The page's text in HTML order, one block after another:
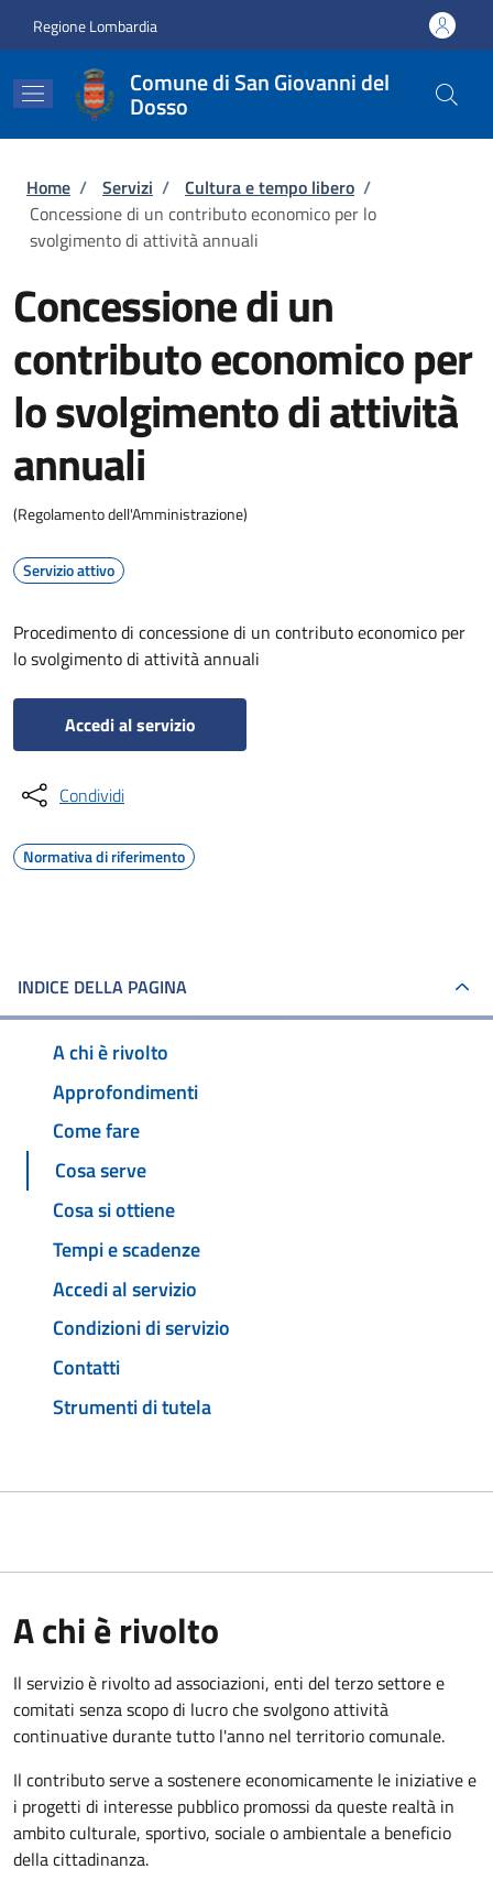
Regione Lombardia
Comune di San Giovanni del
Dosso
Briciole di pane
Home / Servizi / Cultura e tempo libero /
Concessione di un contributo economico per lo
svolgimento di attività annuali
Concessione di un
contributo economico per
lo svolgimento di attività
annuali
(Regolamento dell'Amministrazione)
Servizio attivo
Procedimento di concessione di un contributo economico per
lo svolgimento di attività annuali
Accedi al servizio
Condividi
Normativa di riferimento
INDICE DELLA PAGINA
A chi è rivolto
Approfondimenti
Come fare
Cosa serve
Cosa si ottiene
Tempi e scadenze
Accedi al servizio
Condizioni di servizio
Contatti
Strumenti di tutela
A chi è rivolto
Il servizio è rivolto ad associazioni, enti del terzo settore e
comitati senza scopo di lucro che svolgono attività
continuative durante tutto l'anno nel territorio comunale.
Il contributo serve a sostenere economicamente le iniziative e
i progetti di interesse pubblico promossi da queste realtà in
ambito culturale, sportivo, sociale o ambientale a beneficio
della cittadinanza.